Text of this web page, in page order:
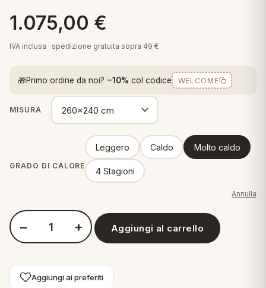
arredo
in fibra
in piuma d'oca
in piuma
Plaid Cartoons
Tappeti Cartoons
Trapuntini Cartoons
1.075,00 €
IVA inclusa · spedizione gratuita sopra 49 €
🎁Primo ordine da noi? −10% col codice WELCOME
MISURA
GRADO DI CALORE
Leggero Caldo Molto caldo
4 Stagioni
Annulla
Quantità Daunen Step D600 - Piumino in piuma d'oca
− + Aggiungi al carrello
Aggiungi ai preferiti